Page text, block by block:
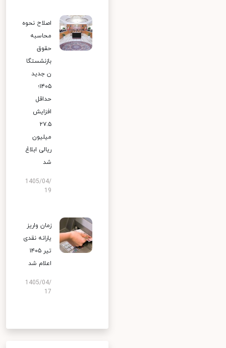
اصلاح نحوه
محاسبه
حقوق
بازنشستگا
ن جدید
۱۴۰۵؛
حداقل
افزایش
۲۷.۵
میلیون
ریالی ابلاغ
شد
1405/04/
19
زمان واریز
یارانه نقدی
تیر ۱۴۰۵
اعلام شد
1405/04/
17